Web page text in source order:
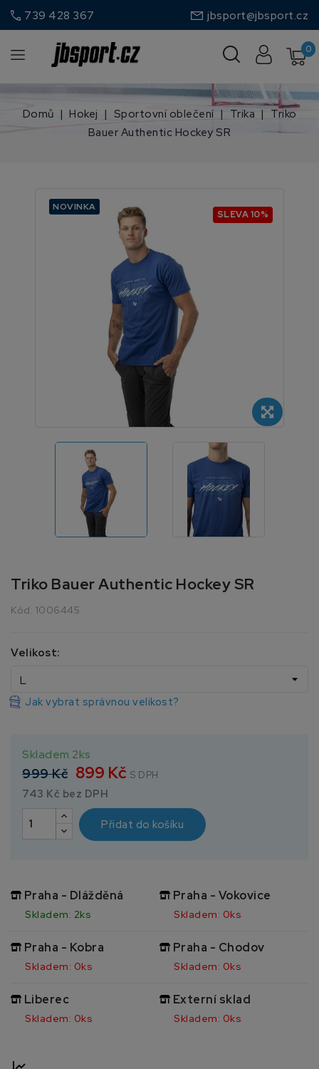
call 739 428 367 jbsport@jbsport.cz
0
Domů Hokej Sportovní oblečení Trika
Triko
Bauer Authentic Hockey SR
NOVINKA
SLEVA 10%
Triko Bauer Authentic Hockey SR
Kód: 1006445
Velikost:
Jak vybrat správnou velikost?
Skladem 2ks
999 Kč 899 Kč S DPH
743 Kč bez DPH
Přidat do košíku
Praha - Dlážděná
Skladem: 2ks
Praha - Vokovice
Skladem: 0ks
Praha - Kobra
Skladem: 0ks
Praha - Chodov
Skladem: 0ks
Liberec
Skladem: 0ks
Externí sklad
Skladem: 0ks